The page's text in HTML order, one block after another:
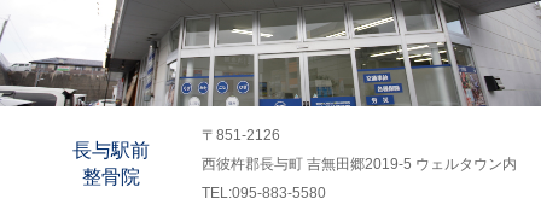
長与駅前
整骨院
〒851-2126
西彼杵郡長与町 吉無田郷2019-5 ウェルタウン内
TEL:095-883-5580